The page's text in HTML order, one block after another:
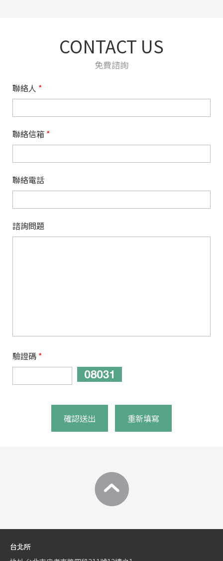
CONTACT US
免費諮詢
聯絡人 *
聯絡信箱 *
聯絡電話
諮詢問題
驗證碼 *
確認送出 重新填寫
台北所